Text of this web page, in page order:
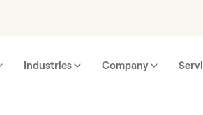
Industries Company